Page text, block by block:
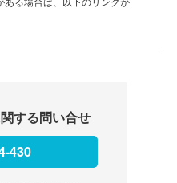
する問い合せ
430